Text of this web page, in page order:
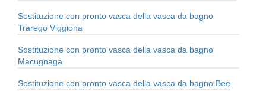
Sostituzione con pronto vasca della vasca da bagno
Trarego Viggiona
Sostituzione con pronto vasca della vasca da bagno
Macugnaga
Sostituzione con pronto vasca della vasca da bagno Bee